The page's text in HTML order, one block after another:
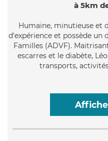
à 5km
Humaine, minutieuse et
d'expérience et possède un
Familles (ADVF).
escarres et le diabète,
transports,